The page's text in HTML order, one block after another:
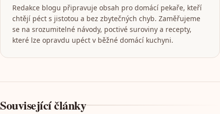
Redakce blogu připravuje obsah pro domácí pekaře, kteří
chtějí péct s jistotou a bez zbytečných chyb. Zaměřujeme
se na srozumitelné návody, poctivé suroviny a recepty,
které lze opravdu upéct v běžné domácí kuchyni.
Související články